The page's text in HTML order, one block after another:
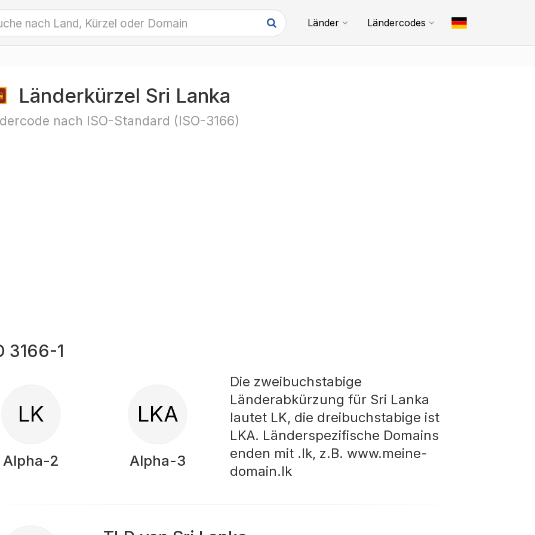
Länder Ländercodes
Länderkürzel Sri Lanka
nach ISO-Standard (ISO-3166)
3166-1
LK
Alpha-2
LKA
Alpha-3
Die zweibuchstabige
Länderabkürzung für Sri Lanka
lautet LK, die dreibuchstabige ist
LKA. Länderspezifische Domains
enden mit .lk, z.B. www.meine-
domain.lk